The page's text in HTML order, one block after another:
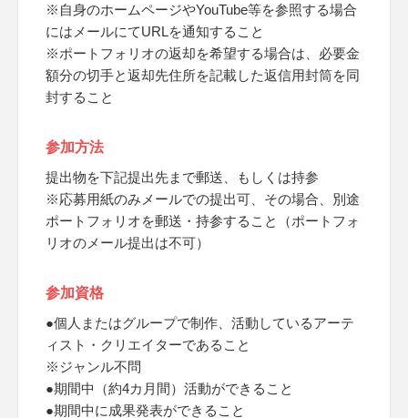
※自身のホームページやYouTube等を参照する場合
にはメールにてURLを通知すること
※ポートフォリオの返却を希望する場合は、必要金
額分の切手と返却先住所を記載した返信用封筒を同
封すること
参加方法
提出物を下記提出先まで郵送、もしくは持参
※応募用紙のみメールでの提出可、その場合、別途
ポートフォリオを郵送・持参すること（ポートフォ
リオのメール提出は不可）
参加資格
●個人またはグループで制作、活動しているアーテ
ィスト・クリエイターであること
※ジャンル不問
●期間中（約4カ月間）活動ができること
●期間中に成果発表ができること